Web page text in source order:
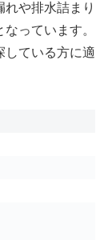
や排水詰まり
っています。
している方に適